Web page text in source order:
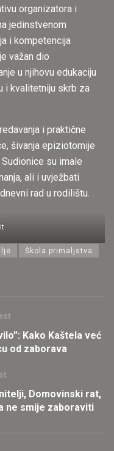
organizatora i
jedinstvenom
i kompetencija
važan dio
u njihovu edukaciju
i kvalitetniju skrb za
i praktične
šivanja epiziotomije
su imale
ali i uvježbati
rad u rodilištu.
Škola primaljstva
Kako Kaštela već
od zaborava
Domovinski rat,
ne smije zaboraviti